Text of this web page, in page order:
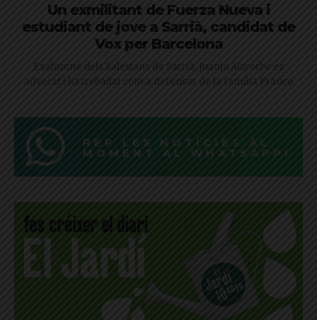
Un exmilitant de Fuerza Nueva i
estudiant de jove a Sarrià, candidat de
Vox per Barcelona
Exalumne dels Salesians de Sarrià, Juanjo Aizcorbe és
advocat i ha treballat com a defensor de la família Franco
REP LES NOTÍCIES AL
MOMENT AL WHATSAPP!